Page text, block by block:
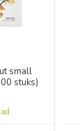
small
stuks)